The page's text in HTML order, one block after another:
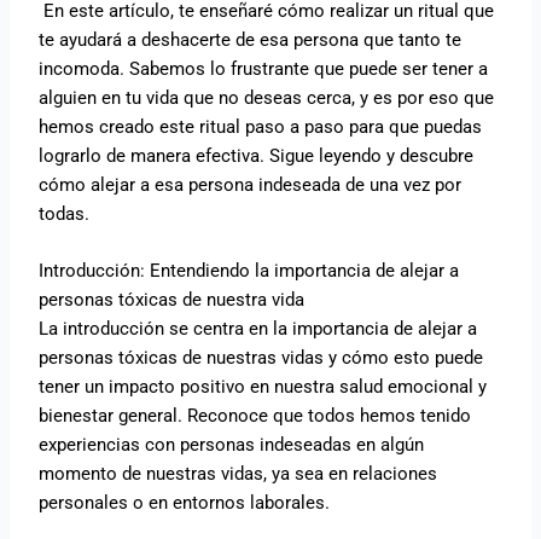
En este artículo, te enseñaré cómo realizar un ritual que
te ayudará a deshacerte de esa persona que tanto te
incomoda. Sabemos lo frustrante que puede ser tener a
alguien en tu vida que no deseas cerca, y es por eso que
hemos creado este ritual paso a paso para que puedas
lograrlo de manera efectiva. Sigue leyendo y descubre
cómo alejar a esa persona indeseada de una vez por
todas.
Introducción: Entendiendo la importancia de alejar a
personas tóxicas de nuestra vida
La introducción se centra en la importancia de alejar a
personas tóxicas de nuestras vidas y cómo esto puede
tener un impacto positivo en nuestra salud emocional y
bienestar general. Reconoce que todos hemos tenido
experiencias con personas indeseadas en algún
momento de nuestras vidas, ya sea en relaciones
personales o en entornos laborales.